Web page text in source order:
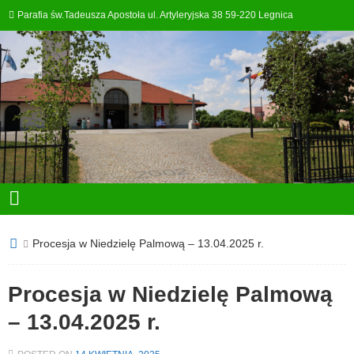
Parafia św.Tadeusza Apostoła ul. Artyleryjska 38 59-220 Legnica
Procesja w Niedzielę Palmową – 13.04.2025 r.
Procesja w Niedzielę Palmową
– 13.04.2025 r.